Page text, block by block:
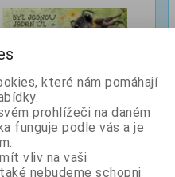
240 Kč
které nám pomáhají
prohlížeči na daném
funguje podle vás a je
vliv na vaši
nebudeme schopni